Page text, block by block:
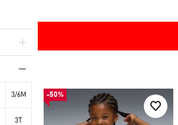
-50%
3/6M
3T